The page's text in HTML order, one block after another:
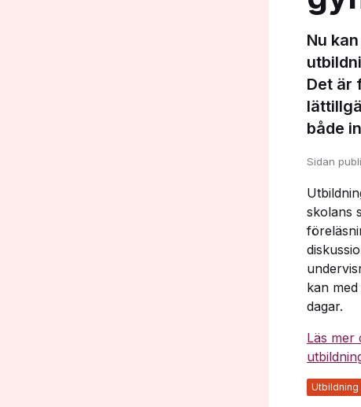
Nu
Det är
både
Sidan
skolans
kan
dagar.
Läs mer
Utbildning